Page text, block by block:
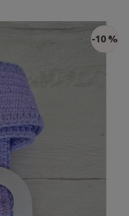
-10 %